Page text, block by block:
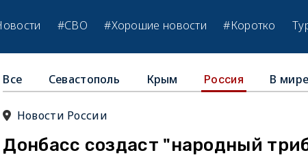
#СВО #Хорошие новости #Коротко
Все Севастополь Крым Россия В мире
Новости России
Донбасс создаст "народный